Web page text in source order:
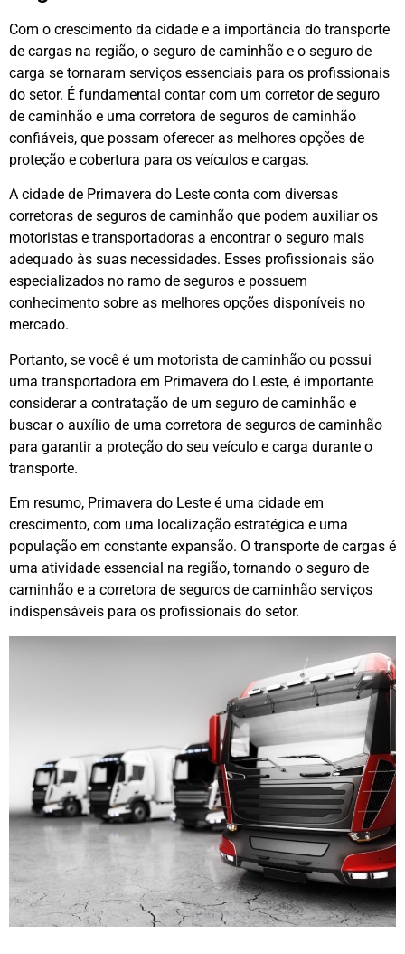
Com o crescimento da cidade e a importância do transporte
de cargas na região, o seguro de caminhão e o seguro de
carga se tornaram serviços essenciais para os profissionais
do setor. É fundamental contar com um corretor de seguro
de caminhão e uma corretora de seguros de caminhão
confiáveis, que possam oferecer as melhores opções de
proteção e cobertura para os veículos e cargas.
A cidade de Primavera do Leste conta com diversas
corretoras de seguros de caminhão que podem auxiliar os
motoristas e transportadoras a encontrar o seguro mais
adequado às suas necessidades. Esses profissionais são
especializados no ramo de seguros e possuem
conhecimento sobre as melhores opções disponíveis no
mercado.
Portanto, se você é um motorista de caminhão ou possui
uma transportadora em Primavera do Leste, é importante
considerar a contratação de um seguro de caminhão e
buscar o auxílio de uma corretora de seguros de caminhão
para garantir a proteção do seu veículo e carga durante o
transporte.
Em resumo, Primavera do Leste é uma cidade em
crescimento, com uma localização estratégica e uma
população em constante expansão. O transporte de cargas é
uma atividade essencial na região, tornando o seguro de
caminhão e a corretora de seguros de caminhão serviços
indispensáveis para os profissionais do setor.